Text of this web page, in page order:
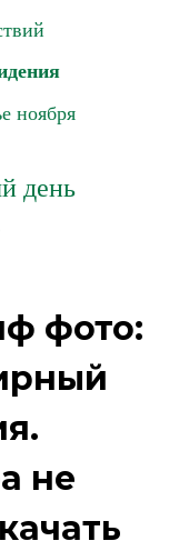
ноября
день
фото:
не